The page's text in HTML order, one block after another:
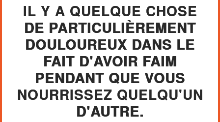
IL Y A QUELQUE CHOSE
DE PARTICULIÈREMENT
DOULOUREUX DANS LE
FAIT D'AVOIR FAIM
PENDANT QUE VOUS
NOURRISSEZ QUELQU'UN
D'AUTRE.